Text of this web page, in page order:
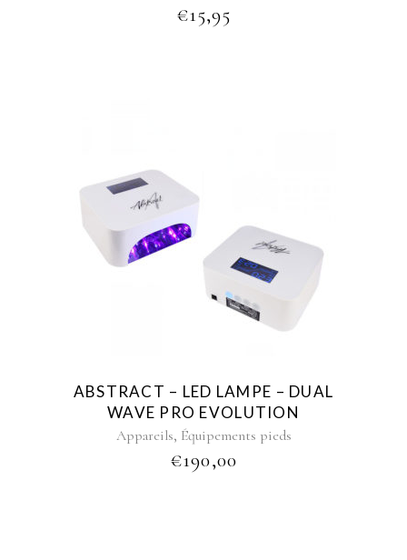
€15,95
ABSTRACT – LED LAMPE – DUAL
WAVE PRO EVOLUTION
Appareils, Équipements pieds
€190,00